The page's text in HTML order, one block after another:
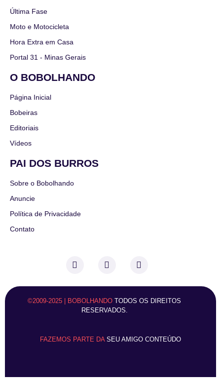
Última Fase
Moto e Motocicleta
Hora Extra em Casa
Portal 31 - Minas Gerais
O BOBOLHANDO
Página Inicial
Bobeiras
Editoriais
Vídeos
PAI DOS BURROS
Sobre o Bobolhando
Anuncie
Política de Privacidade
Contato
©2009-2025 | BOBOLHANDO TODOS OS DIREITOS
RESERVADOS.
FAZEMOS PARTE DA SEU AMIGO CONTEÚDO